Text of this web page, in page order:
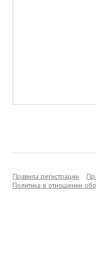
Правила регистрации
Политика в отношении